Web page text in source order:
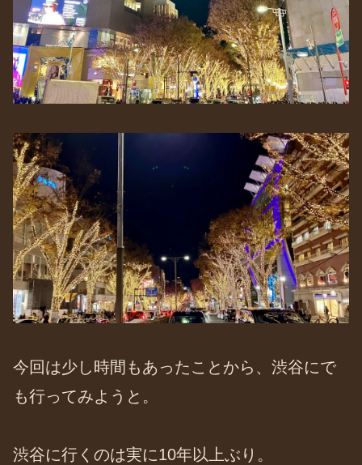
今回は少し時間もあったことから、渋谷にで
も行ってみようと。
渋谷に行くのは実に10年以上ぶり。